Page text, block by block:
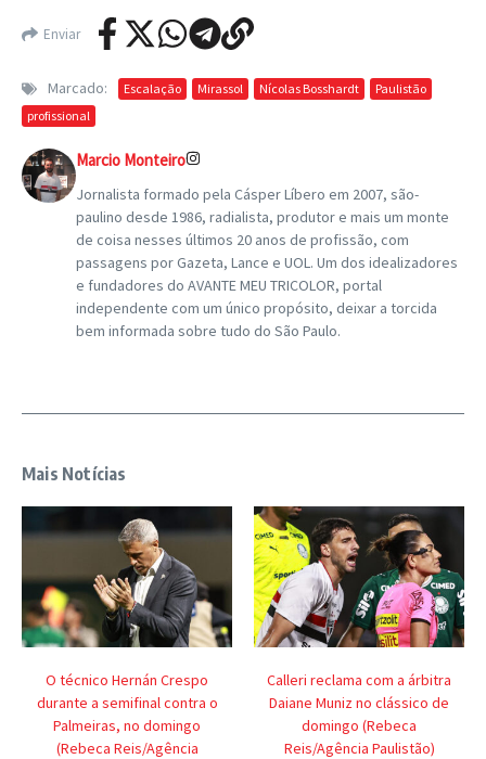
Enviar
Marcado: Escalação Mirassol Nícolas Bosshardt
Paulistão
profissional
Marcio Monteiro
Jornalista formado pela Cásper Líbero em 2007, são-
paulino desde 1986, radialista, produtor e mais um monte
de coisa nesses últimos 20 anos de profissão, com
passagens por Gazeta, Lance e UOL. Um dos idealizadores
e fundadores do AVANTE MEU TRICOLOR, portal
independente com um único propósito, deixar a torcida
bem informada sobre tudo do São Paulo.
Mais Notícias
O técnico Hernán Crespo
durante a semifinal contra o
Palmeiras, no domingo
(Rebeca Reis/Agência
Calleri reclama com a árbitra
Daiane Muniz no clássico de
domingo (Rebeca
Reis/Agência Paulistão)